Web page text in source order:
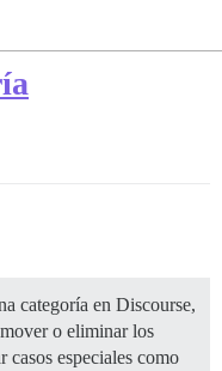
categoría en Discourse,
o eliminar los
casos especiales como